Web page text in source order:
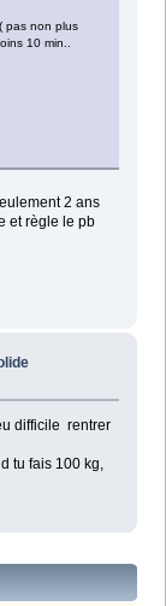
pas non plus
10 min..
2 ans
et règle le pb
difficile rentrer
tu fais 100 kg,